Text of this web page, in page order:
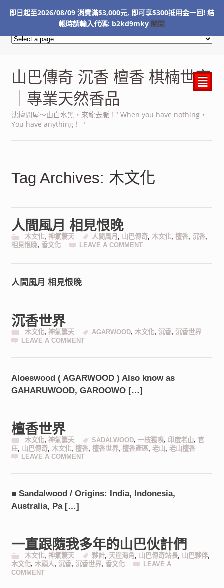
山巴傳奇 沉香 檀香 棋楠世家
｜專業天然香品
沈檀問屋～山白水黑，來龍去脈 ! " When you have nothing，
You have anything！ "
²
Tag Archives: 木文化
人間風月 相見恨晚
木文化, 神氣驚天 人間風月 , 山巴傳奇, 木文化, 檀香, 沉香,
相見恨晚, 香文化 LEAVE A COMMENT
人間風月 相見恨晚
沉香世界
木文化, 神氣驚天 AGARWOOD, 木文化, 沉香, 沉香世界
LEAVE A COMMENT
Aloeswood ( AGARWOOD ) Also know as
GAHARUWOOD, GAROOWO […]
檀香世界
木文化, 神氣驚天 SADALWOOD, 一枝獨嗅, 印度老山, 官
庄, 山巴傳奇, 木文化, 檀香, 檀香世界, 檀香產區, 老山, 老山檀香
LEAVE A COMMENT
■ Sandalwood / Origins: India, Indonesia,
Australia, Pa […]
一直跟隨我多年的山巴伙計們
木文化, 神氣驚天 夥計, 天崖海角, 山巴傳奇站長, 山巴夥伴,
木文化, 木頭人, 沉香, 沉香世界, 香文化
LEAVE A
COMMENT
即日起至2026/08/09 消費滿$3,000元, 即可享$300抵用金一回! 結
帳時請輸入代碼: b2kd9mky 關閉